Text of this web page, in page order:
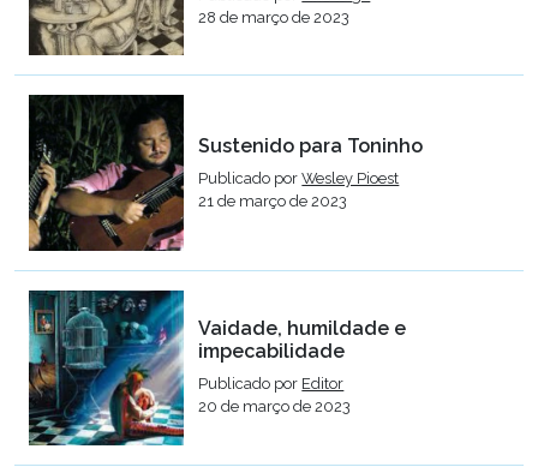
28 de março de 2023
Sustenido para Toninho
Publicado porWesley Pioest
21 de março de 2023
Vaidade, humildade e
impecabilidade
Publicado por Editor
20 de março de 2023